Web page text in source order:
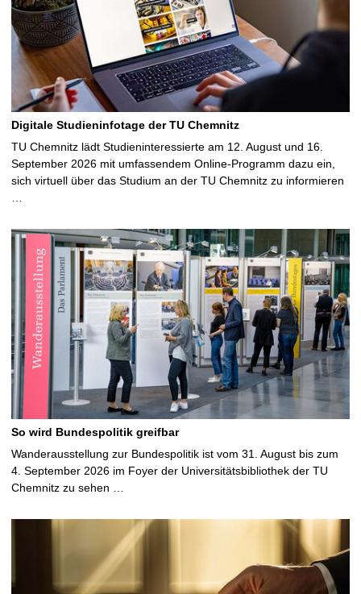
Digitale Studieninfotage der TU Chemnitz
TU Chemnitz lädt Studieninteressierte am 12. August und 16.
September 2026 mit umfassendem Online-Programm dazu ein,
sich virtuell über das Studium an der TU Chemnitz zu informieren
So wird Bundespolitik greifbar
Wanderausstellung zur Bundespolitik ist vom 31. August bis zum
4. September 2026 im Foyer der Universitätsbibliothek der TU
Chemnitz zu sehen …